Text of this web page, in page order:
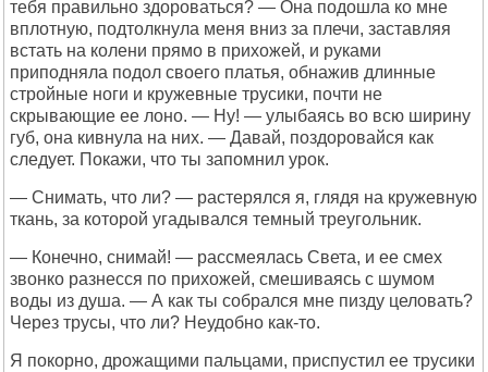
тебя правильно здороваться? — Она подошла ко мне
вплотную, подтолкнула меня вниз за плечи, заставляя
встать на колени прямо в прихожей, и руками
приподняла подол своего платья, обнажив длинные
стройные ноги и кружевные трусики, почти не
скрывающие ее лоно. — Ну! — улыбаясь во всю ширину
губ, она кивнула на них. — Давай, поздоровайся как
следует. Покажи, что ты запомнил урок.
— Снимать, что ли? — растерялся я, глядя на кружевную
ткань, за которой угадывался темный треугольник.
— Конечно, снимай! — рассмеялась Света, и ее смех
звонко разнесся по прихожей, смешиваясь с шумом
воды из душа. — А как ты собрался мне пизду целовать?
Через трусы, что ли? Неудобно как-то.
Я покорно, дрожащими пальцами, приспустил ее трусики